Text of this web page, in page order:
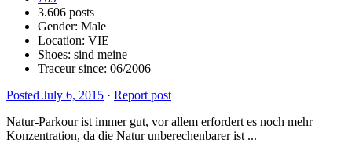
3.606 posts
Gender: Male
Location: VIE
Shoes: sind meine
Traceur since: 06/2006
Posted July 6, 2015 · Report post
Natur-Parkour ist immer gut, vor allem erfordert es noch mehr
Konzentration, da die Natur unberechenbarer ist ...